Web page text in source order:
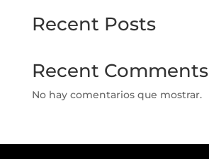
Recent Posts
Recent Comments
No hay comentarios que mostrar.